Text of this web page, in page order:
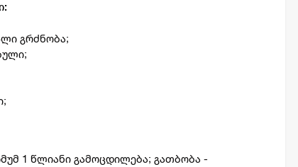
გრძნობა;
1 წლიანი გამოცდილება; გათბობა -